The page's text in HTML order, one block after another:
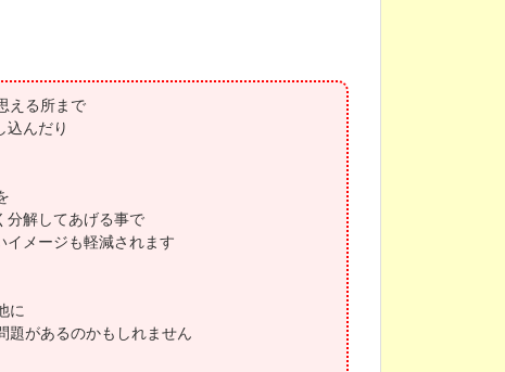
える所まで
込んだり
分解してあげる事で
イメージも軽減されます
に
があるのかもしれません